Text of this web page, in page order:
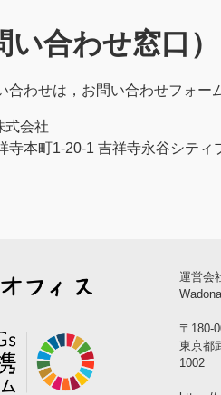
合わせ窓口）
合わせは，お問い合わせフォー
式会社
寺本町1-20-1 吉祥寺永谷シティ
運営会
〒180-
東京都
1002